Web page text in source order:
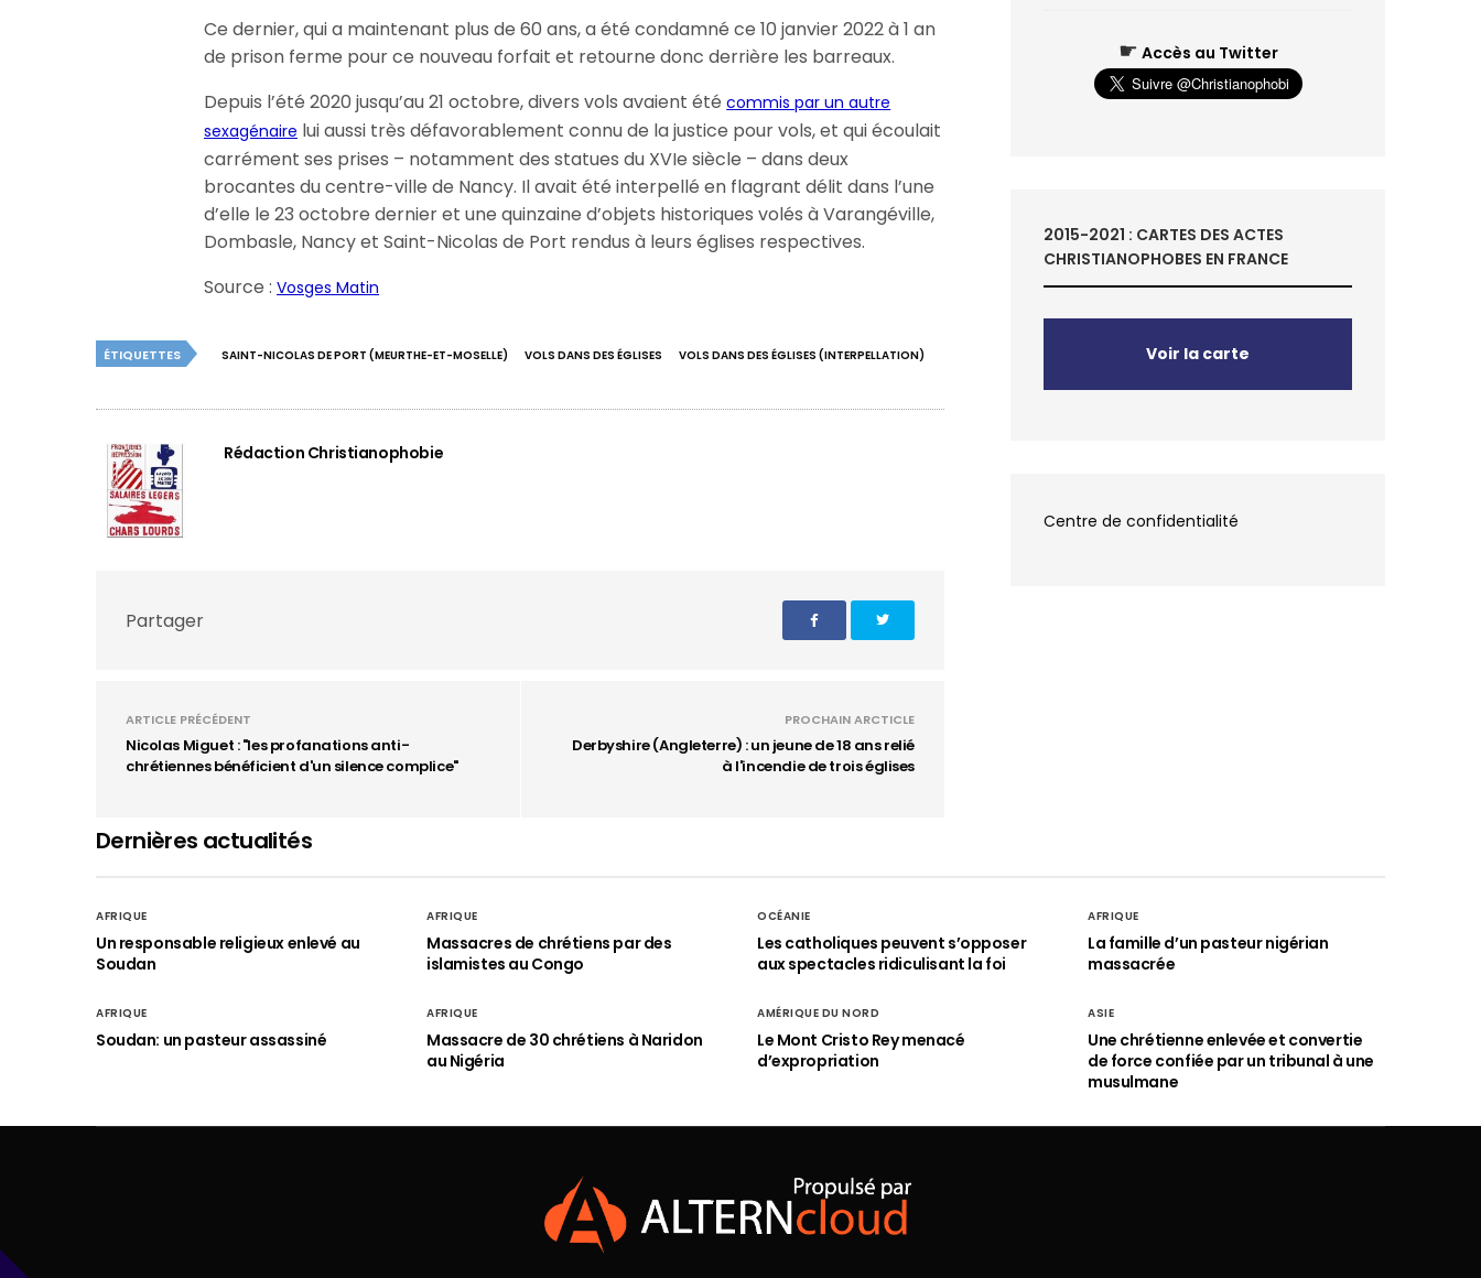
Ce dernier, qui a maintenant plus de 60 ans, a été condamné ce 10 janvier 2022 à 1 an
de prison ferme pour ce nouveau forfait et retourne donc derrière les barreaux.
Depuis l’été 2020 jusqu’au 21 octobre, divers vols avaient étécommis par un autre
sexagénaire lui aussi très défavorablement connu de la justice pour vols, et qui écoulait
carrément ses prises – notamment des statues du XVIe siècle – dans deux
brocantes du centre-ville de Nancy. Il avait été interpellé en flagrant délit dans l’une
d’elle le 23 octobre dernier et une quinzaine d’objets historiques volés à Varangéville,
Dombasle, Nancy et Saint-Nicolas de Port rendus à leurs églises respectives.
Source :Vosges Matin
ÉTIQUETTES SAINT-NICOLAS DE PORT (MEURTHE-ET-MOSELLE) VOLS DANS DES ÉGLISES VOLS DANS DES ÉGLISES (INTERPELLATION)
Rédaction Christianophobie
Partager
ARTICLE PRÉCÉDENT
Nicolas Miguet : "les profanations anti-
chrétiennes bénéficient d'un silence complice"
PROCHAIN ARCTICLE
Derbyshire (Angleterre) : un jeune de 18 ans relié
à l'incendie de trois églises
☛ Accès au Twitter
2015-2021 : CARTES DES ACTES
CHRISTIANOPHOBES EN FRANCE
Voir la carte
Centre de confidentialité
Dernières actualités
AFRIQUE
Un responsable religieux enlevé au
Soudan
AFRIQUE
Massacres de chrétiens par des
islamistes au Congo
OCÉANIE
Les catholiques peuvent s’opposer
aux spectacles ridiculisant la foi
AFRIQUE
La famille d’un pasteur nigérian
massacrée
AFRIQUE
Soudan: un pasteur assassiné
AFRIQUE
Massacre de 30 chrétiens à Naridon
au Nigéria
AMÉRIQUE DU NORD
Le Mont Cristo Rey menacé
d’expropriation
ASIE
Une chrétienne enlevée et convertie
de force confiée par un tribunal à une
musulmane